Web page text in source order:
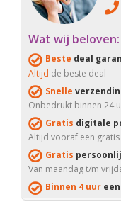
Wat wij beloven:
Beste deal
Altijd de beste deal
Snelle
Onbedrukt binnen 24
Gratis digitale
Altijd vooraf een
Gratis
Van maandag t/m
Binnen 4 uur